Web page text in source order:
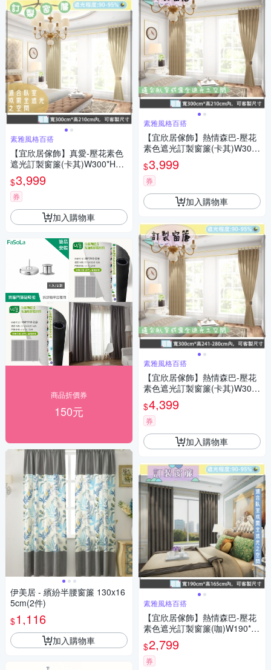
素雅風格百搭
【宜欣居傢飾】真愛-壓花素色
遮光訂製窗簾(卡其)W300*H21
0cm以內*2片/半腰台灣製
$3,999
券
加入購物車
商品折價券
150元
伊美居 - 繽紛半腰窗簾 130x16
5cm(2件)
$1,116
加入購物車
素雅風格百搭
【宜欣居傢飾】熱情森巴-壓花
素色遮光訂製窗簾(卡其)W300*
H210cm以內*2片/半腰/台灣製
$3,999
券
加入購物車
素雅風格百搭
【宜欣居傢飾】熱情森巴-壓花
素色遮光訂製窗簾(卡其)W300*
H241-280cm以內*2片/台灣製
$4,399
券
加入購物車
素雅風格百搭
【宜欣居傢飾】熱情森巴-壓花
素色遮光訂製窗簾(咖)W190*H
165cm以內*2片/半腰/台灣製
$2,799
券